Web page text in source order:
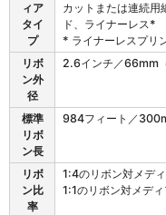
ィア
タイ
プ
カットまたは連続用
ド、ライナーレス*
* ライナーレスプリ
リボ
ン外
径
2.6インチ／66mm
標準
リボ
ン長
984フィート／
リボ
ン比
率
1:4のリボン対メデ
1:1のリボン対メディ